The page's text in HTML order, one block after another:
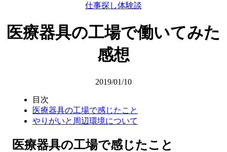
仕事探し体験談
医療器具の工場で働いてみた
感想
2019/01/10
目次
医療器具の工場で感じたこと
やりがいと周辺環境について
医療器具の工場で感じたこと